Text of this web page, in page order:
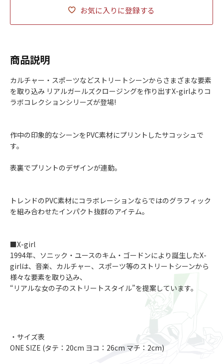
お気に入りに登録する
商品説明
カルチャー・スポーツなどストリートシーンからさまざまな要素
を取り込み リアルガールズクロージングを作り出すX-girlよりコ
ラボコレクションシリーズが登場!
作中の印象的なシーンをPVC素材にプリントしたサコッシュで
す。
表裏でプリントのデザインが連動。
トレンドのPVC素材にコラボレーションならではのグラフィック
を組み合わせたインパクト抜群のアイテム。
■X-girl
1994年、ソニック・ユースのキム・ゴードンにより誕生したX-
girlは、音楽、カルチャー、スポーツ等のストリートシーンから
様々な要素を取り込み、
“リアルな女の子のストリートスタイル”を提案しています。
・サイズ表
ONE SIZE (タテ：20cm ヨコ：26cm マチ：2cm)